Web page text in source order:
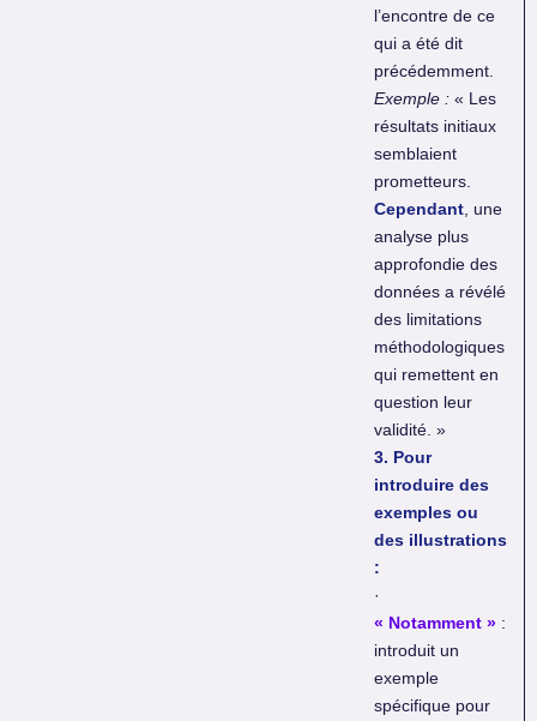
l’encontre de ce
qui a été dit
précédemment.
Exemple : « Les
résultats initiaux
semblaient
prometteurs.
Cependant , une
analyse plus
approfondie des
données a révélé
des limitations
méthodologiques
qui remettent en
question leur
validité. »
3. Pour
introduire des
exemples ou
des illustrations
:
·
« Notamment » :
introduit un
exemple
spécifique pour